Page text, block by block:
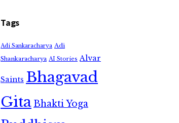
Tags
Adi Sankaracharya Adi
Shankaracharya AI Stories Alvar
Saints Bhagavad
GitaBhakti Yoga